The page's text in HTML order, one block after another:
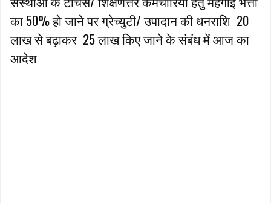
का 50% हो जाने पर ग्रेच्युटी/ उपादान की धनराशि ₹ 20
लाख से बढ़ाकर ₹ 25 लाख किए जाने के संबंध में आज का
आदेश